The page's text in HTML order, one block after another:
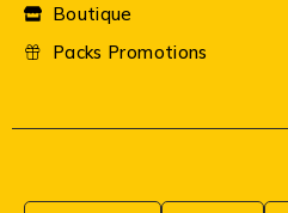
Boutique
Packs Promotions